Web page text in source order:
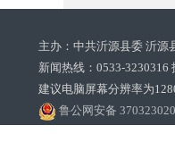
主办：中共沂源县委 沂源
新闻热线：0533-3230316
建议电脑屏幕分辨率为
鲁公网安备